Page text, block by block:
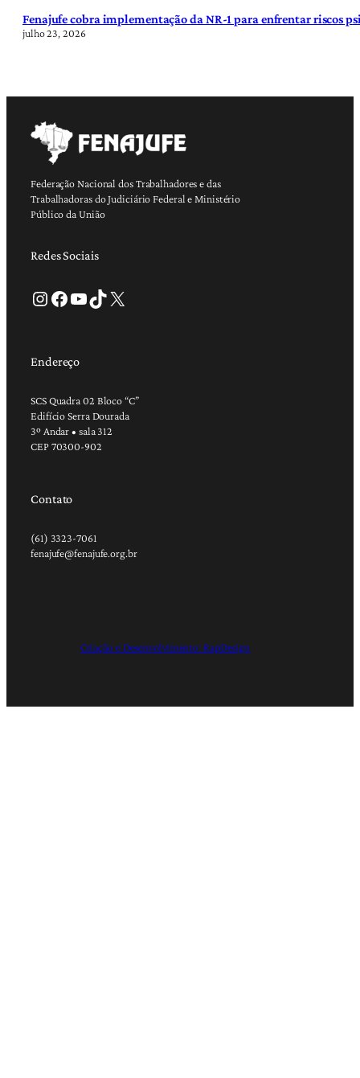
Fenajufe cobra implementação da NR-1 para enfrentar riscos
julho 23, 2026
Federação Nacional dos Trabalhadores e das
Trabalhadoras do Judiciário Federal e Ministério
Público da União
Redes Sociais
Instagram Facebook Youtube TikTok X
Endereço
SCS Quadra 02 Bloco “C”
Edifício Serra Dourada
3º Andar • sala 312
CEP 70300-902
Contato
(61) 3323-7061
fenajufe@fenajufe.org.br
Criação e Desenvolvimento: RapDesign